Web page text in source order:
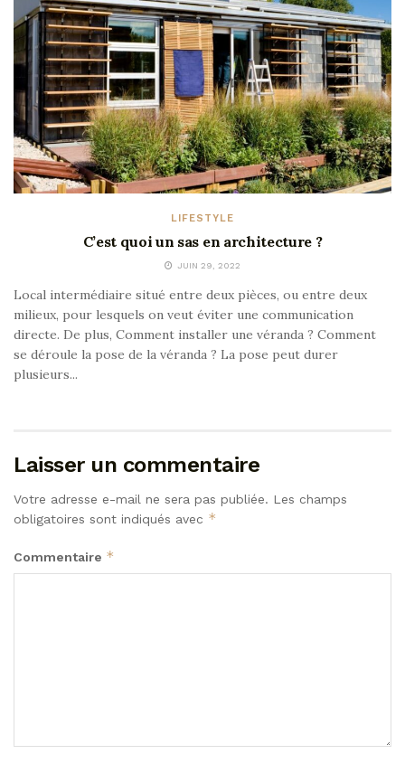
LIFESTYLE
C’est quoi un sas en architecture ?
JUIN 29, 2022
Local intermédiaire situé entre deux pièces, ou entre deux
milieux, pour lesquels on veut éviter une communication
directe. De plus, Comment installer une véranda ? Comment
se déroule la pose de la véranda ? La pose peut durer
plusieurs...
Laisser un commentaire
Votre adresse e-mail ne sera pas publiée. Les champs
obligatoires sont indiqués avec *
Commentaire *